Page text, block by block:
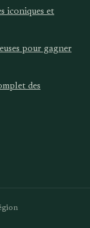
iconiques et
pour gagner
des